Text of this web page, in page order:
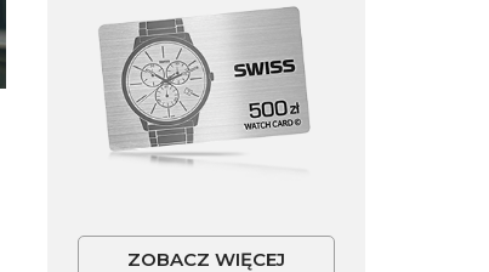
ZOBACZ WIĘCEJ